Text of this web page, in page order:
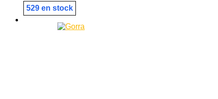
529 en stock